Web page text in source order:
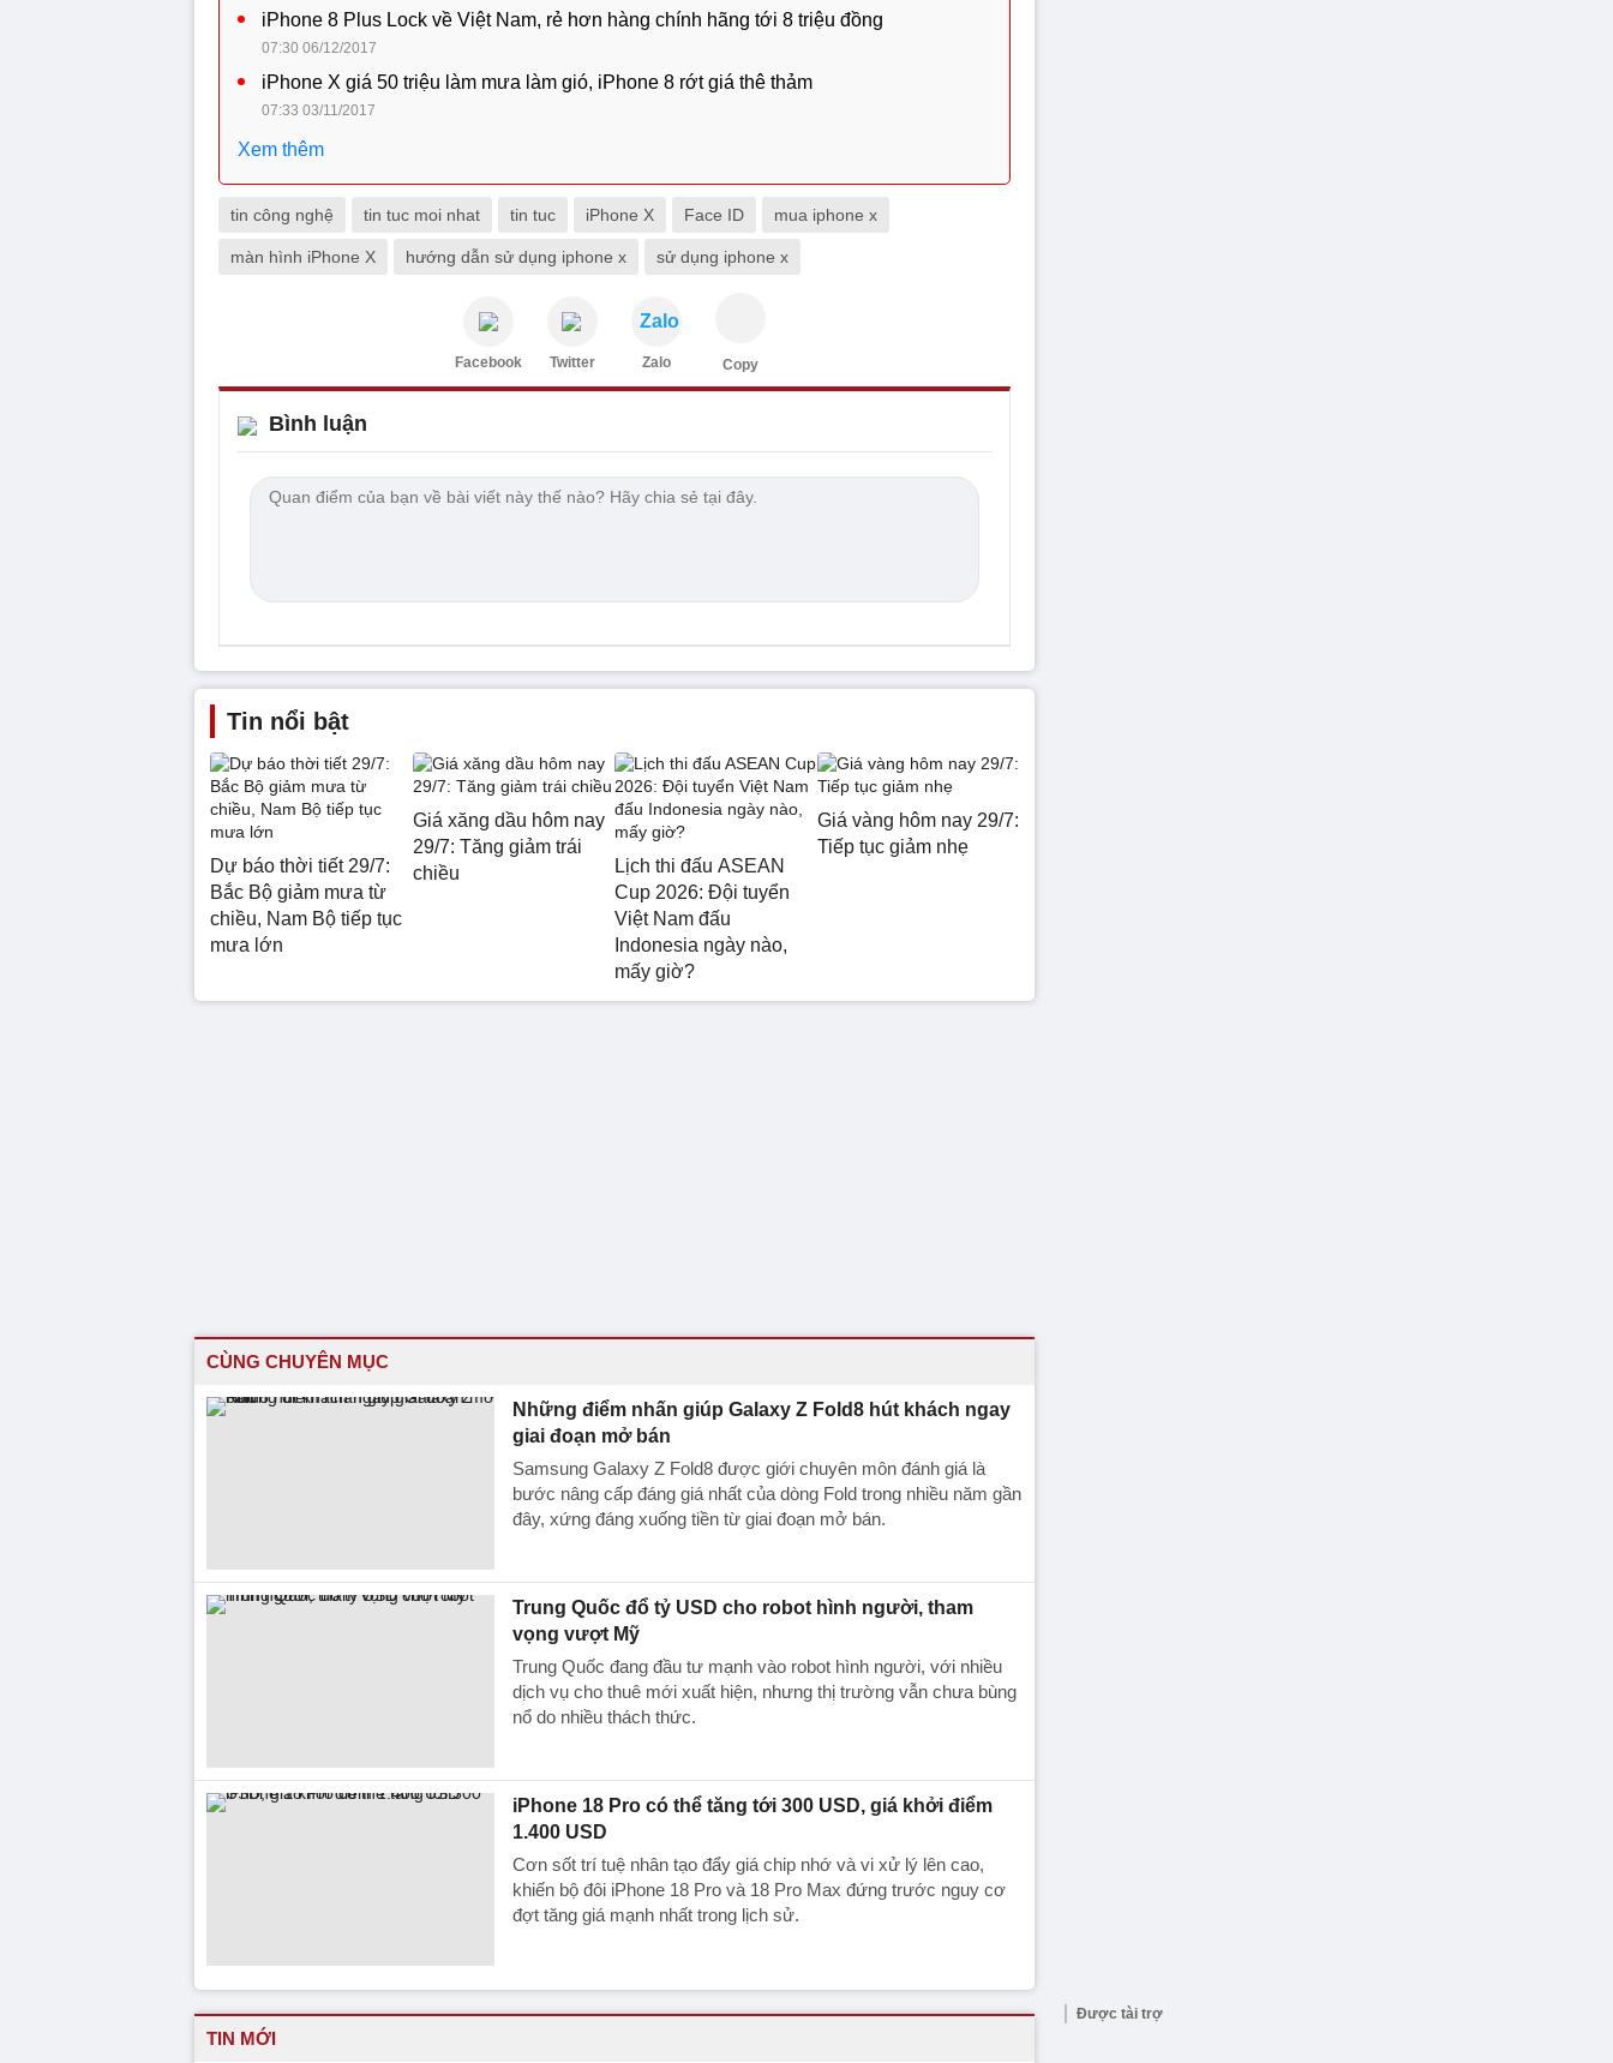
iPhone 8 Plus Lock về Việt Nam, rẻ hơn hàng chính hãng tới 8 triệu đồng
07:30 06/12/2017
iPhone X giá 50 triệu làm mưa làm gió, iPhone 8 rớt giá thê thảm
07:33 03/11/2017
Xem thêm
tin công nghệ tin tuc moi nhat tin tuc iPhone X Face ID mua iphone x
màn hình iPhone X hướng dẫn sử dụng iphone x sử dụng iphone x
Facebook Twitter
Zalo
Zalo Copy
Bình luận
Tin nổi bật
Dự báo thời tiết 29/7:
Bắc Bộ giảm mưa từ
chiều, Nam Bộ tiếp tục
mưa lớn
Giá xăng dầu hôm nay
29/7: Tăng giảm trái
chiều
Lịch thi đấu ASEAN
Cup 2026: Đội tuyển
Việt Nam đấu
Indonesia ngày nào,
mấy giờ?
Giá vàng hôm nay 29/7:
Tiếp tục giảm nhẹ
CÙNG CHUYÊN MỤC
Những điểm nhấn giúp Galaxy Z Fold8 hút khách ngay
giai đoạn mở bán
Samsung Galaxy Z Fold8 được giới chuyên môn đánh giá là
bước nâng cấp đáng giá nhất của dòng Fold trong nhiều năm gần
đây, xứng đáng xuống tiền từ giai đoạn mở bán.
Trung Quốc đổ tỷ USD cho robot hình người, tham
vọng vượt Mỹ
Trung Quốc đang đầu tư mạnh vào robot hình người, với nhiều
dịch vụ cho thuê mới xuất hiện, nhưng thị trường vẫn chưa bùng
nổ do nhiều thách thức.
iPhone 18 Pro có thể tăng tới 300 USD, giá khởi điểm
1.400 USD
Cơn sốt trí tuệ nhân tạo đẩy giá chip nhớ và vi xử lý lên cao,
khiến bộ đôi iPhone 18 Pro và 18 Pro Max đứng trước nguy cơ
đợt tăng giá mạnh nhất trong lịch sử.
TIN MỚI
Được tài trợ